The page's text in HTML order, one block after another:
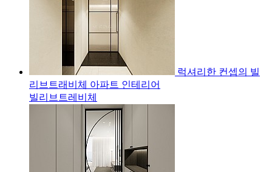
럭셔리한 컨셉의 빌
리브트래비체 아파트 인테리어
빌리브트레비체